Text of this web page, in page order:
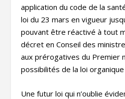
application du code de la
loi du 23 mars en vigueur
pouvant être réactivé à tout
décret en Conseil des
aux prérogatives du Premier
possibilités de la loi
Une futur loi qui n’oublie